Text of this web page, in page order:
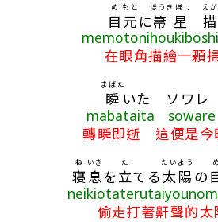
目
め
元
もと
に箒星
ほうきぼし
描
えが
在眼角描繪一顆
瞬
まばた
いた ソワ
mabataita
轉瞬即逝 這便是今
寝
ね
息
いき
を 立
た
てる 太陽
たいよう
の
め
偷走打著鼾聲的太